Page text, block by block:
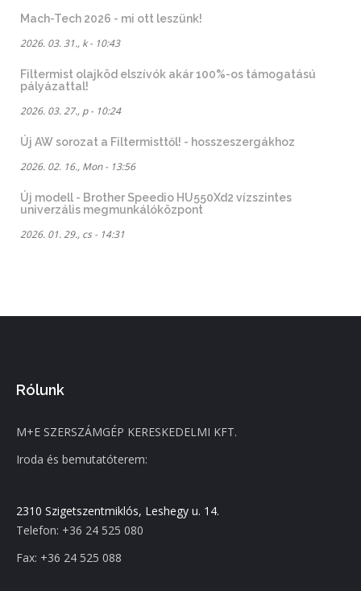
Mach-Tech 2026 - mi ott leszünk!
2026. 03. 31., k - 10:43
Filtermist olajköd elszívók akár 100%-os támogatású
pályázattal!
2026. 03. 27., p - 10:24
Új AW sorozat a Filtermisttől! - hosszeszergákhoz
2026. 02. 16., Mon - 13:56
Új modell - Brother Speedio HU550Xd2 vízszintes
univerzális megmunkálóközpont
2026. 01. 29., cs - 14:31
Rólunk
M+E SZERSZÁMGÉP KERESKEDELMI KFT.
Iroda és bemutatóterem:
2310 Szigetszentmiklós, Leshegy u. 14.
Telefon: +36 24 525 080
Fax: +36 24 525 088